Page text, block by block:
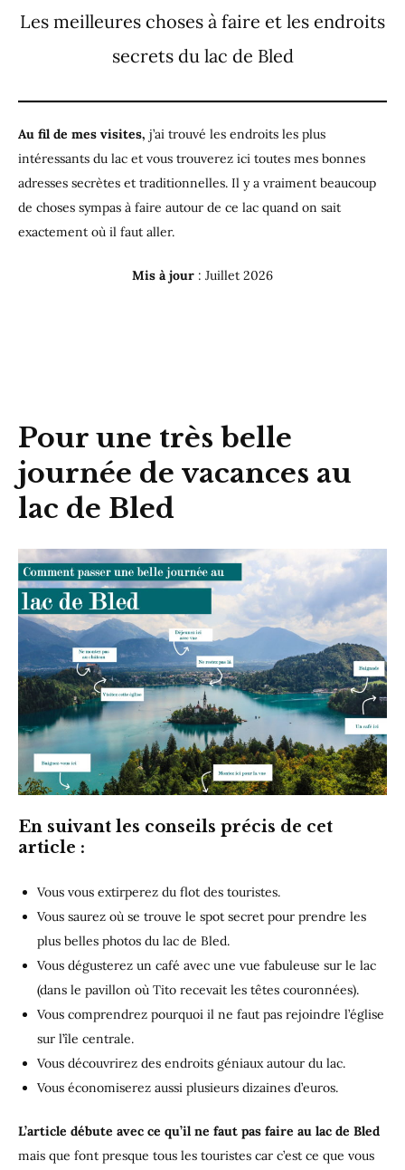
Les meilleures choses à faire et les endroits
secrets du lac de Bled
Au fil de mes visites, j’ai trouvé les endroits les plus
intéressants du lac et vous trouverez ici toutes mes bonnes
adresses secrètes et traditionnelles. Il y a vraiment beaucoup
de choses sympas à faire autour de ce lac quand on sait
exactement où il faut aller.
Mis à jour : Juillet 2026
Pour une très belle
journée de vacances au
lac de Bled
En suivant les conseils précis de cet
article :
Vous vous extirperez du flot des touristes.
Vous saurez où se trouve le spot secret pour prendre les
plus belles photos du lac de Bled.
Vous dégusterez un café avec une vue fabuleuse sur le lac
(dans le pavillon où Tito recevait les têtes couronnées).
Vous comprendrez pourquoi il ne faut pas rejoindre l’église
sur l’île centrale.
Vous découvrirez des endroits géniaux autour du lac.
Vous économiserez aussi plusieurs dizaines d’euros.
L’article débute avec ce qu’il ne faut pas faire au lac de Bled
mais que font presque tous les touristes car c’est ce que vous